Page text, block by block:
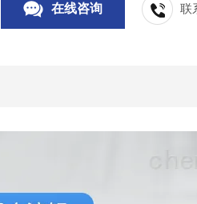
在线咨询 联